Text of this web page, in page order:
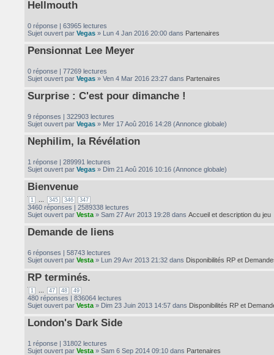
Hellmouth
0 réponse | 63965 lectures
Sujet ouvert par Vegas » Lun 4 Jan 2016 20:00 dans Partenaires
Pensionnat Lee Meyer
0 réponse | 77269 lectures
Sujet ouvert par Vegas » Ven 4 Mar 2016 23:27 dans Partenaires
Surprise : C'est pour dimanche !
9 réponses | 322903 lectures
Sujet ouvert par Vegas » Mer 17 Aoû 2016 14:28 (Annonce globale)
Nephilim, la Révélation
1 réponse | 289991 lectures
Sujet ouvert par Vegas » Dim 21 Aoû 2016 10:16 (Annonce globale)
Bienvenue
1 345 346 347
3460 réponses | 2589338 lectures
Sujet ouvert par Vesta » Sam 27 Avr 2013 19:28 dans Accueil et description du jeu
Demande de liens
6 réponses | 58743 lectures
Sujet ouvert par Vesta » Lun 29 Avr 2013 21:32 dans Disponibilités RP et
RP terminés.
1 47 48 49
480 réponses | 836064 lectures
Sujet ouvert par Vesta » Dim 23 Juin 2013 14:57 dans Disponibilités RP et
London's Dark Side
1 réponse | 31802 lectures
Sujet ouvert par Vesta » Sam 6 Sep 2014 09:10 dans Partenaires